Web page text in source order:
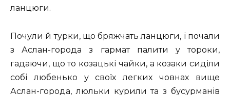
ланцюги.
Почули й турки, що бряжчать ланцюги, і почали
з Аслан-города з гармат палити у тороки,
гадаючи, що то козацькі чайки, а козаки сиділи
собі любенько у своїх легких човнах вище
Аслан-города, люльки курили та з бусурманів